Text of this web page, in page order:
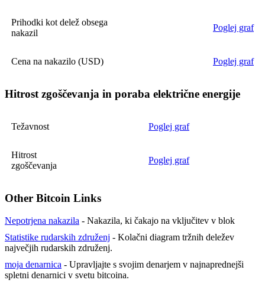
Prihodki kot delež obsega
nakazil
Poglej graf
Cena na nakazilo (USD) Poglej graf
Hitrost zgoščevanja in poraba električne energije
Težavnost Poglej graf
Hitrost
zgoščevanja
Poglej graf
Other Bitcoin Links
Nepotrjena nakazila - Nakazila, ki čakajo na vključitev v blok
Statistike rudarskih združenj - Kolačni diagram tržnih deležev
največjih rudarskih združenj.
moja denarnica - Upravljajte s svojim denarjem v najnaprednejši
spletni denarnici v svetu bitcoina.